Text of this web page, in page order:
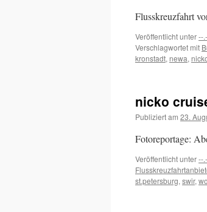
Flusskreuzfahrt
Veröffentlicht unter--
Verschlagwortet mit
kronstadt, newa,
nicko
Publiziert am 23.
Fotoreportage:
Veröffentlicht unter--
st.petersburg, swir,